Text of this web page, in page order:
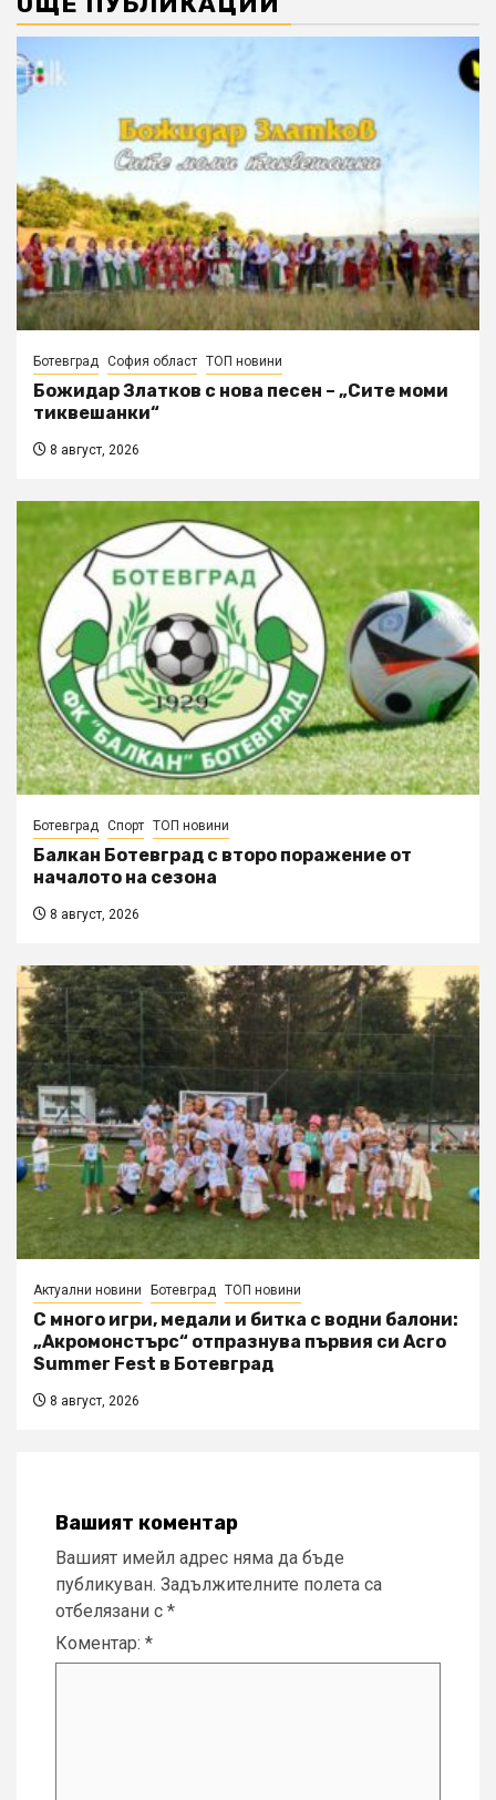
Ботевград София област ТОП новини
Божидар Златков с нова песен – „Сите моми
тиквешанки“
8 август, 2026
Ботевград Спорт ТОП новини
Балкан Ботевград с второ поражение от
началото на сезона
8 август, 2026
Актуални новини Ботевград ТОП новини
С много игри, медали и битка с водни балони:
„Акромонстърс“ отпразнува първия си Acro
Summer Fest в Ботевград
8 август, 2026
Вашият коментар
Вашият имейл адрес няма да бъде
публикуван. Задължителните полета са
отбелязани с *
Коментар: *